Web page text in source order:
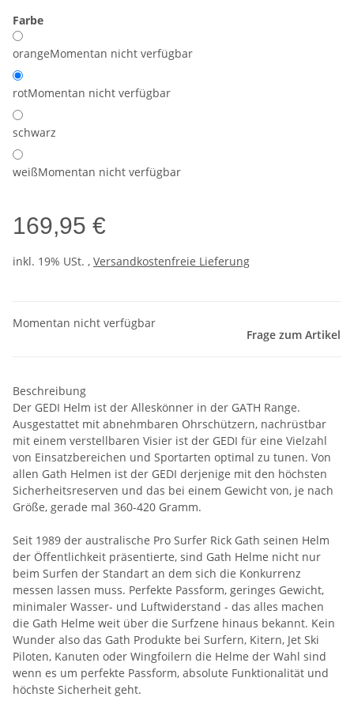
Farbe
orangeMomentan nicht verfügbar
rotMomentan nicht verfügbar
schwarz
weißMomentan nicht verfügbar
169,95 €
inkl. 19% USt. , Versandkostenfreie Lieferung
Momentan nicht verfügbar
Frage zum Artikel
Beschreibung
Der GEDI Helm ist der Alleskönner in der GATH Range.
Ausgestattet mit abnehmbaren Ohrschützern, nachrüstbar
mit einem verstellbaren Visier ist der GEDI für eine Vielzahl
von Einsatzbereichen und Sportarten optimal zu tunen. Von
allen Gath Helmen ist der GEDI derjenige mit den höchsten
Sicherheitsreserven und das bei einem Gewicht von, je nach
Größe, gerade mal 360-420 Gramm.
Seit 1989 der australische Pro Surfer Rick Gath seinen Helm
der Öffentlichkeit präsentierte, sind Gath Helme nicht nur
beim Surfen der Standart an dem sich die Konkurrenz
messen lassen muss. Perfekte Passform, geringes Gewicht,
minimaler Wasser- und Luftwiderstand - das alles machen
die Gath Helme weit über die Surfzene hinaus bekannt. Kein
Wunder also das Gath Produkte bei Surfern, Kitern, Jet Ski
Piloten, Kanuten oder Wingfoilern die Helme der Wahl sind
wenn es um perfekte Passform, absolute Funktionalität und
höchste Sicherheit geht.